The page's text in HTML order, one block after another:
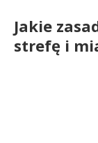
Jakie
strefę i